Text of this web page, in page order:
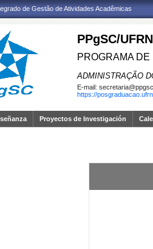
de Gestão de Atividades Acadêmicas
PPgSC/UFRN
PROGRAMA
ADMINISTRAÇÃO
E-mail:
https://
Proyectos de Investigación